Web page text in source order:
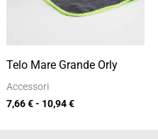
Telo Mare Grande Orly
Accessori
7,66€- 10,94€